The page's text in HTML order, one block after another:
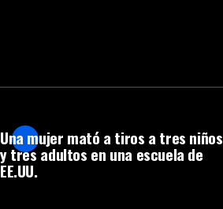
Una mujer mató a tiros a tres niños
y tres adultos en una escuela de
EE.UU.